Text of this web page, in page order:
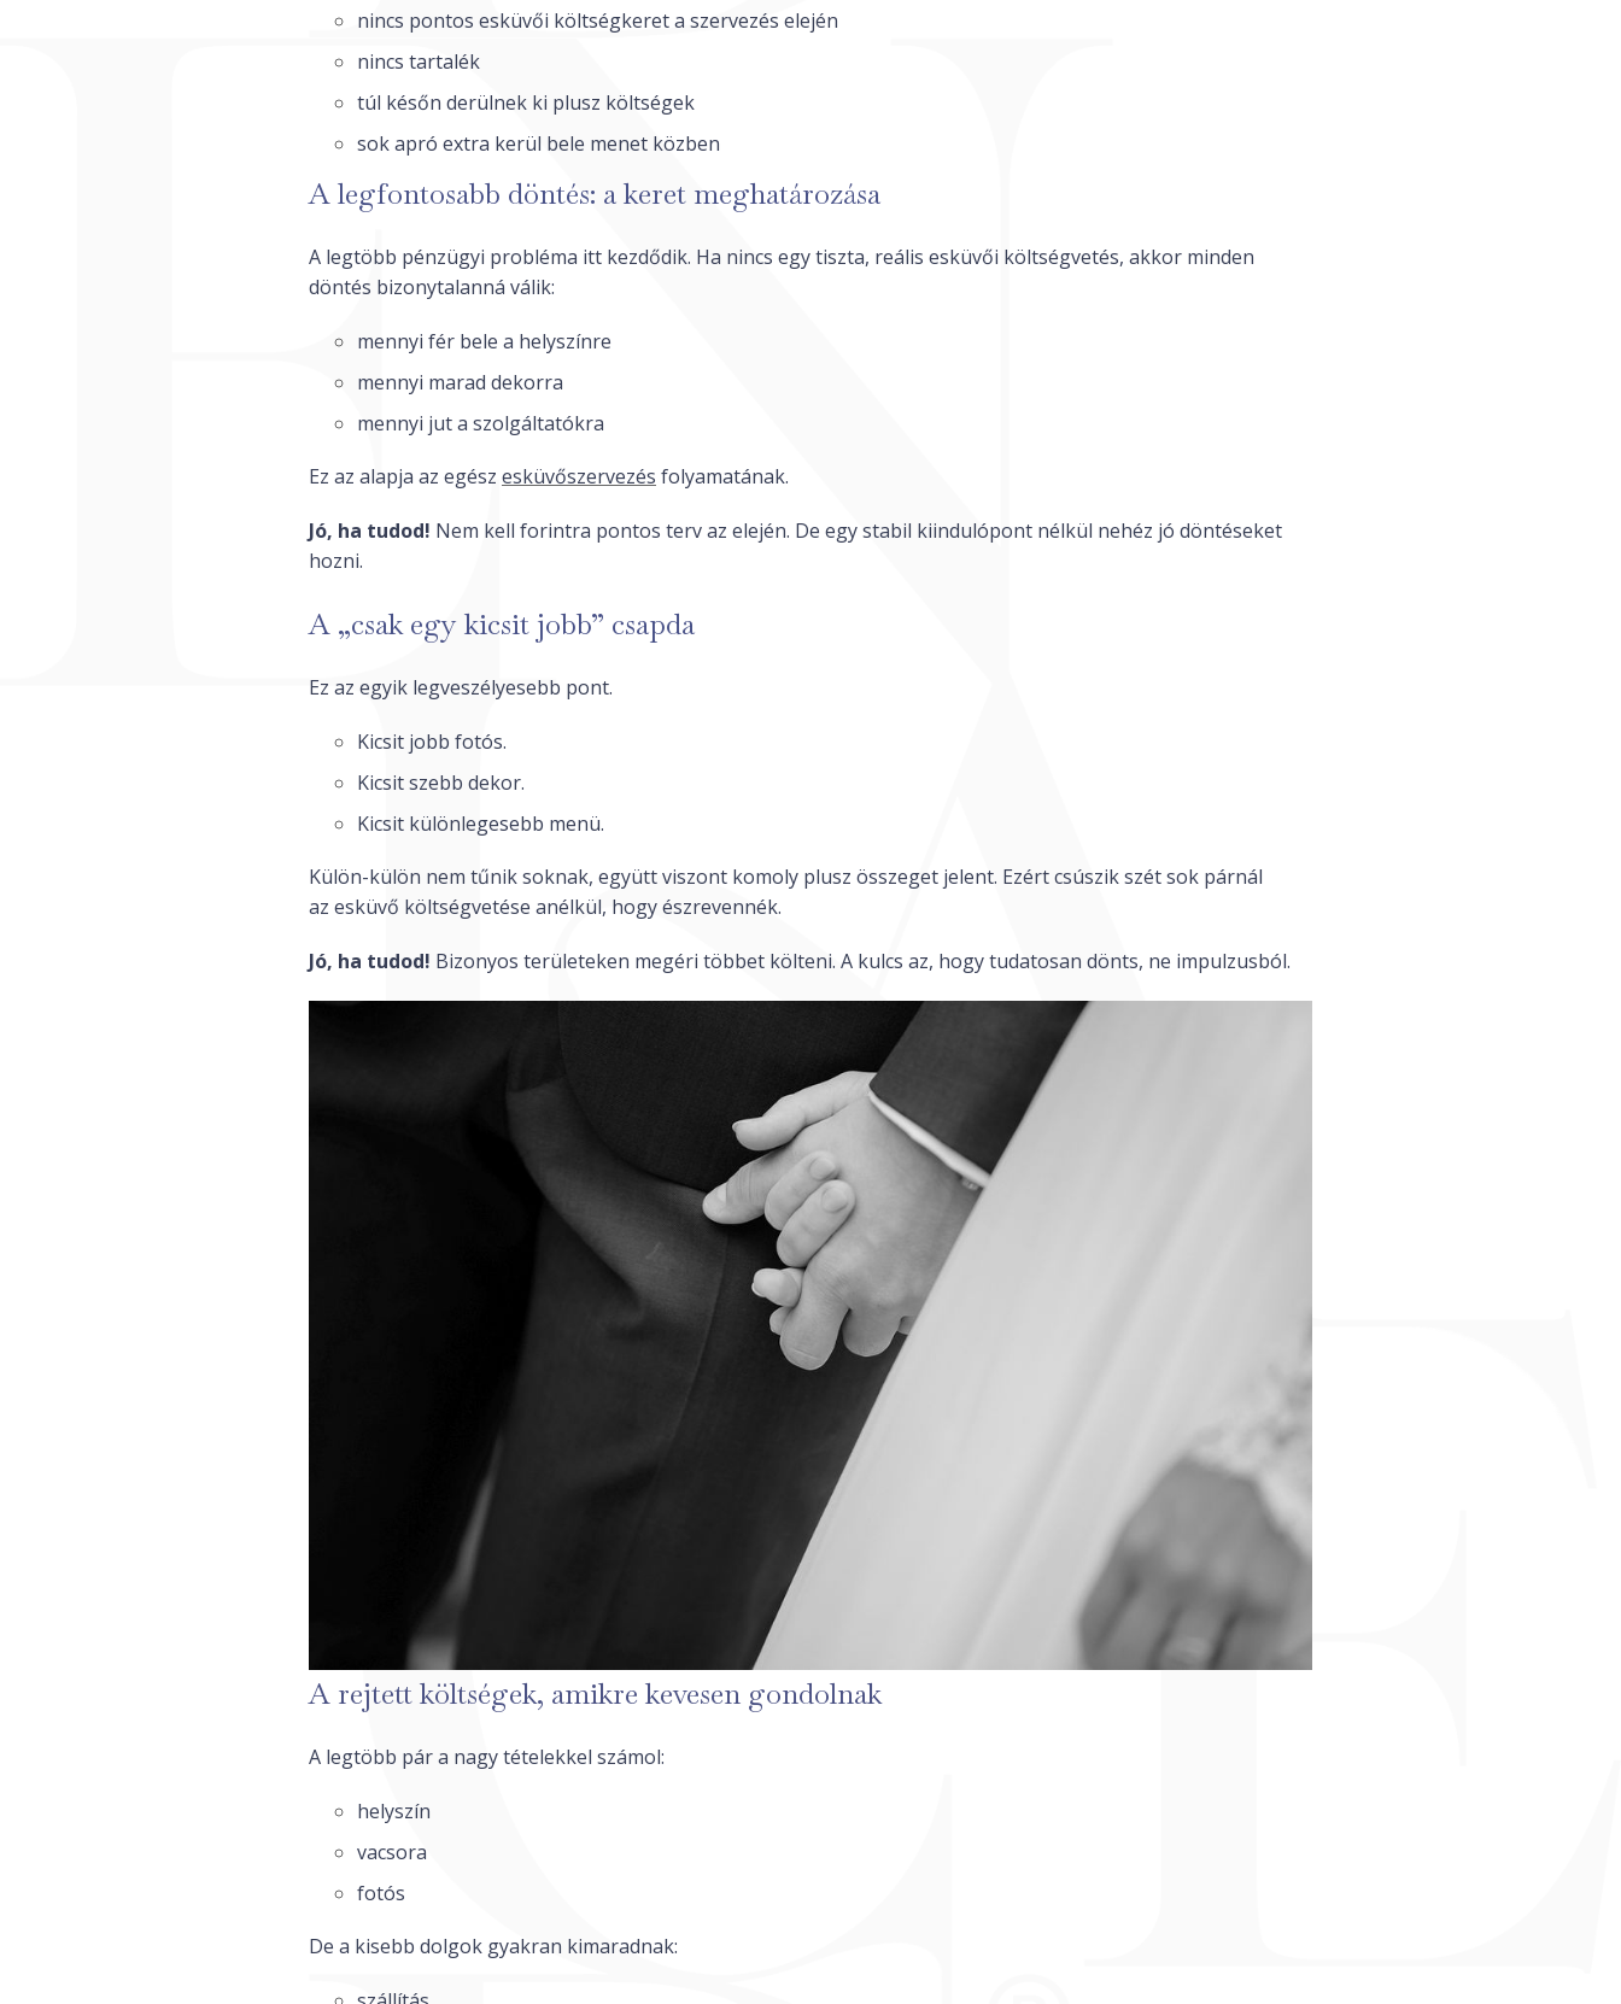
nincs pontos esküvői költségkeret a szervezés elején
nincs tartalék
túl későn derülnek ki plusz költségek
sok apró extra kerül bele menet közben
A legfontosabb döntés: a keret meghatározása
A legtöbb pénzügyi probléma itt kezdődik. Ha nincs egy tiszta, reális esküvői költségvetés, akkor minden
döntés bizonytalanná válik:
mennyi fér bele a helyszínre
mennyi marad dekorra
mennyi jut a szolgáltatókra
Ez az alapja az egész esküvőszervezés folyamatának.
Jó, ha tudod! Nem kell forintra pontos terv az elején. De egy stabil kiindulópont nélkül nehéz jó döntéseket
hozni.
A „csak egy kicsit jobb” csapda
Ez az egyik legveszélyesebb pont.
Kicsit jobb fotós.
Kicsit szebb dekor.
Kicsit különlegesebb menü.
Külön-külön nem tűnik soknak, együtt viszont komoly plusz összeget jelent. Ezért csúszik szét sok párnál
az esküvő költségvetése anélkül, hogy észrevennék.
Jó, ha tudod! Bizonyos területeken megéri többet költeni. A kulcs az, hogy tudatosan dönts, ne impulzusból.
A rejtett költségek, amikre kevesen gondolnak
A legtöbb pár a nagy tételekkel számol:
helyszín
vacsora
fotós
De a kisebb dolgok gyakran kimaradnak: